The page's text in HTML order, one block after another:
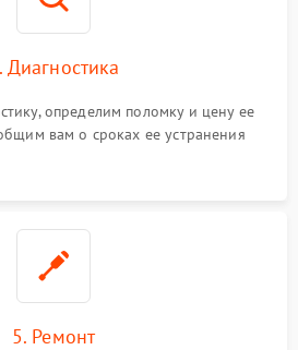
Диагностика
определим поломку и цену ее
вам о сроках ее устранения
5. Ремонт